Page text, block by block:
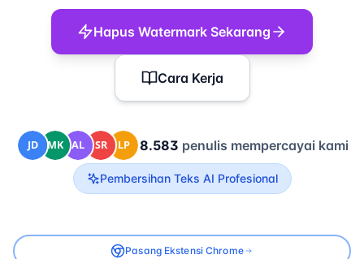
Hapus Watermark Sekarang
Cara Kerja
8.583 penulis mempercayai kami
Pembersihan Teks AI Profesional
Pasang Ekstensi Chrome